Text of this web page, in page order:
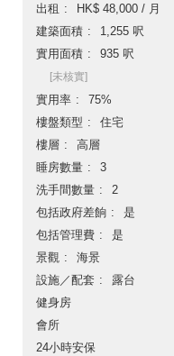
出租
HK$ 48,000 / 月
建築面積
1,255 呎
實用面積
935 呎
[未核實]
實用率
75%
樓盤類型
住宅
樓層
高層
睡房數量
3
洗手間數量
2
包括政府差餉
是
包括管理費
是
景觀
海景
設施／配套
露台
健身房
會所
24小時安保